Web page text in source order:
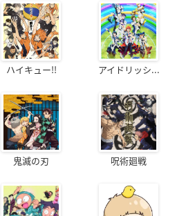
ハイキュー!! アイドリッシ...
鬼滅の刃 呪術廻戦